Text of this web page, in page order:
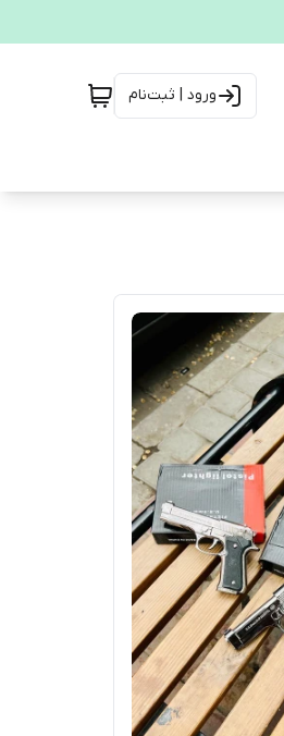
ورود | ثبت‌نام